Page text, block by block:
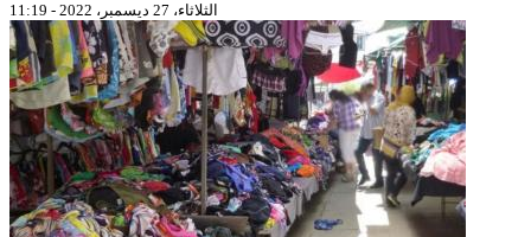
الثلاثاء، 27 ديسمبر، 2022 - 11:19